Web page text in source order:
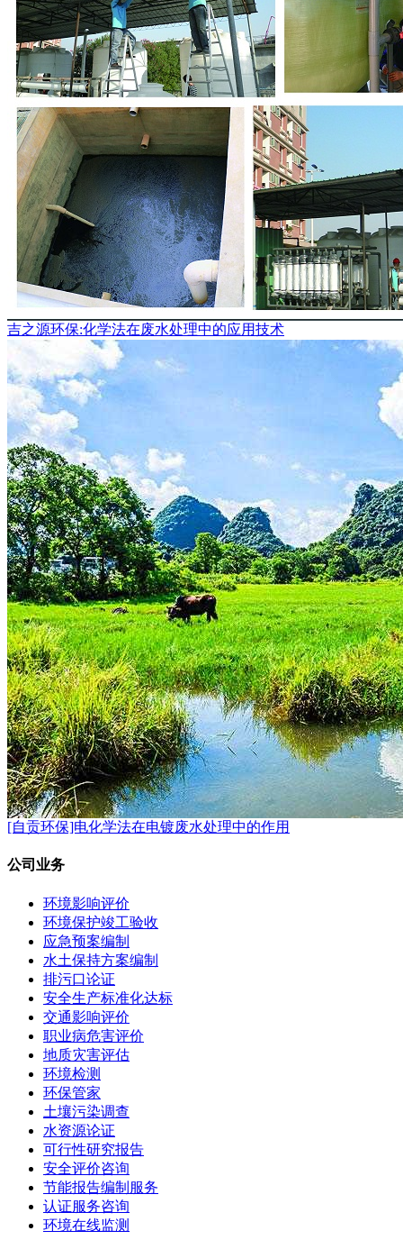
吉之源环保:化学法在废水处理中的应用技术
[自贡环保]电化学法在电镀废水处理中的作用
公司业务
环境影响评价
环境保护竣工验收
应急预案编制
水土保持方案编制
排污口论证
安全生产标准化达标
交通影响评价
职业病危害评价
地质灾害评估
环境检测
环保管家
土壤污染调查
水资源论证
可行性研究报告
安全评价咨询
节能报告编制服务
认证服务咨询
环境在线监测